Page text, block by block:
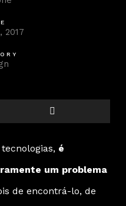
2017
é
um problema
de encontrá-lo, de